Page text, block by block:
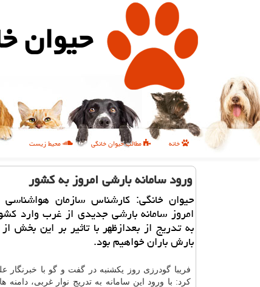
حیوان
خانه مطالب حیوان خانگی محیط زیست
ورود سامانه بارشی امروز به كشور
حیوان خانگی: كارشناس سازمان
امروز سامانه بارشی جدیدی از غرب وارد
به تدریج از بعدازظهر با تاثیر بر این بخش
بارش باران خواهیم بود.
فریبا گودرزی روز یكشنبه در گفت و گو با خبرنگار
كرد: با ورود این سامانه به تدریج نوار غربی، دامنه